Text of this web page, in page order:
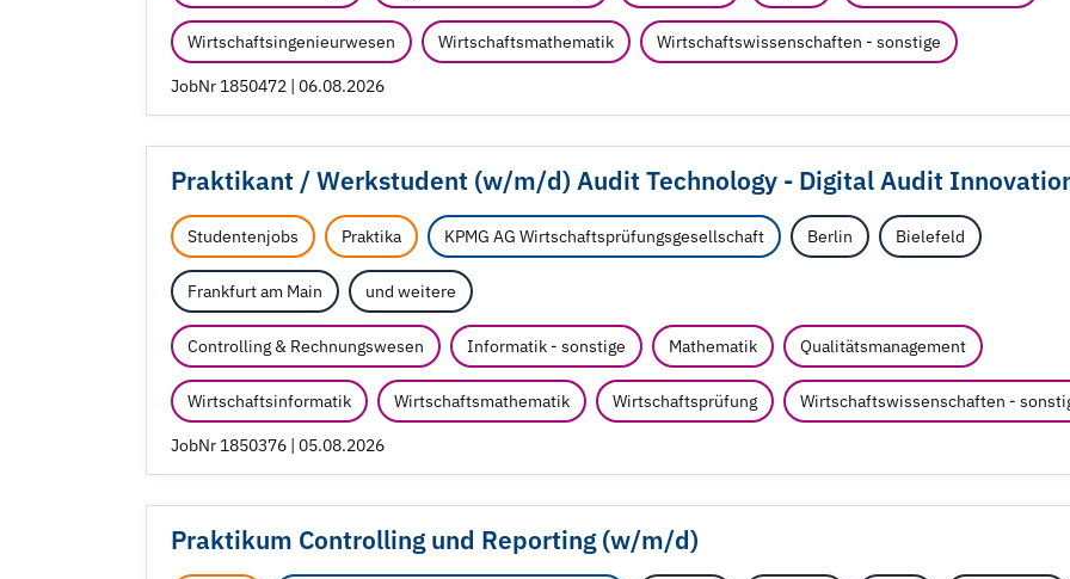
Wirtschaftsingenieurwesen Wirtschaftsmathematik Wirtschaftswissenschaften - sonstige
JobNr 1850472 | 06.08.2026
Praktikant /Werkstudent (w/m/d) Audit Technology - Digital Audit
Studentenjobs Praktika KPMG AG Wirtschaftsprüfungsgesellschaft Berlin Bielefeld
Frankfurt am Main und weitere
Controlling & Rechnungswesen Informatik - sonstige Mathematik Qualitätsmanagement
Wirtschaftsinformatik Wirtschaftsmathematik Wirtschaftsprüfung Wirtschaftswissenschaften -
JobNr 1850376 | 05.08.2026
Praktikum Controlling und Reporting (w/m/d)